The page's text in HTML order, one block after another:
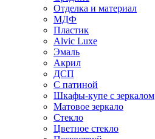
Отделка и материал
МДФ
Пластик
Alvic Luxe
Эмаль
Акрил
ДСП
С патиной
Шкафы-купе с зеркалом
Матовое зеркало
Стекло
Цветное стекло